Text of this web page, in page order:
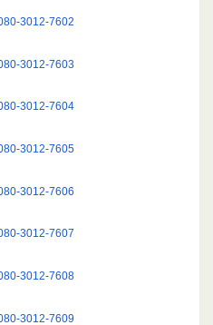
3012-7602
3012-7603
3012-7604
3012-7605
3012-7606
3012-7607
3012-7608
3012-7609